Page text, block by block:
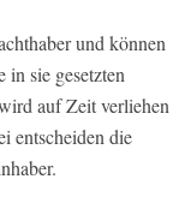
und können
sie gesetzten
auf Zeit verliehen
entscheiden die